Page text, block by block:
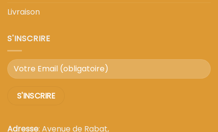
Livraison
S'INSCRIRE
Adresse: Avenue de Rabat,